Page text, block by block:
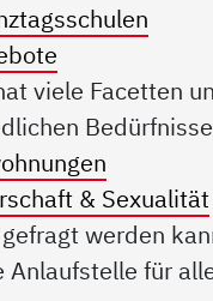
viele Facetten
& Sexualität
werden
Anlaufstelle für